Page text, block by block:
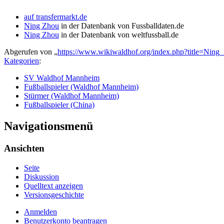
auf transfermarkt.de
Ning Zhou in der Datenbank von Fussballdaten.de
Ning Zhou in der Datenbank von weltfussball.de
Abgerufen von „https://www.wikiwaldhof.org/
Kategorien:
SV Waldhof Mannheim
Fußballspieler (Waldhof Mannheim)
Stürmer (Waldhof Mannheim)
Fußballspieler (China)
Navigationsmenü
Ansichten
Seite
Diskussion
Quelltext anzeigen
Versionsgeschichte
Anmelden
Benutzerkonto beantragen